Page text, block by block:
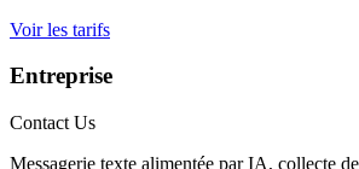
Voir les tarifs
Entreprise
Contact Us
Messagerie texte alimentée par IA, collecte